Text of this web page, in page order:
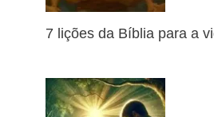
7 lições da Bíblia para a